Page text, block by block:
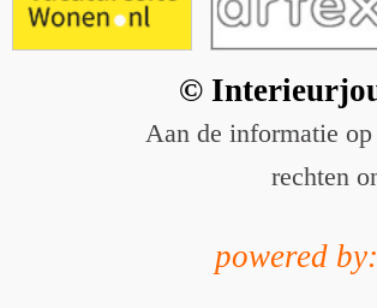
©
Aan de informatie
rechten
powered